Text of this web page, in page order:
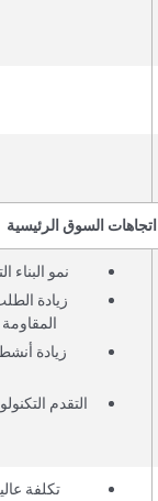
اتجاهات السوق الرئيسية
نمو البناء
زيادة
المقاومة
زيادة
التقدم
تكلفة